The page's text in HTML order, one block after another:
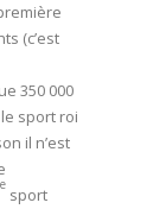
(c’est
350 000
sport roi
il n’est
sport